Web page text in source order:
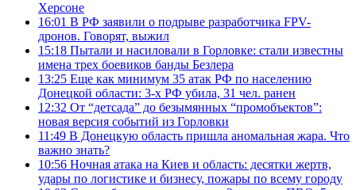
Херсоне
16:01 В РФ заявили о подрыве разработчика FPV-
дронов. Говорят, выжил
15:18 Пытали и насиловали в Горловке: стали известны
имена трех боевиков банды Безлера
13:25 Еще как минимум 35 атак РФ по населению
Донецкой области: 3-х РФ убила, 31 чел. ранен
12:32 От “детсада” до безымянных “промобъектов”:
новая версия событий из Горловки
11:49 В Донецкую область пришла аномальная жара. Что
важно знать?
10:56 Ночная атака на Киев и область: десятки жертв,
удары по логистике и бизнесу, пожары по всему городу